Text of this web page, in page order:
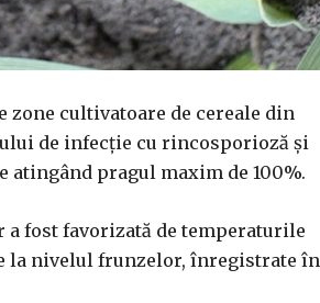
cultivatoare de cereale din
de infecție cu rincosporioză și
atingând pragul maxim de 100%.
fost favorizată de temperaturile
la nivelul frunzelor, înregistrate în